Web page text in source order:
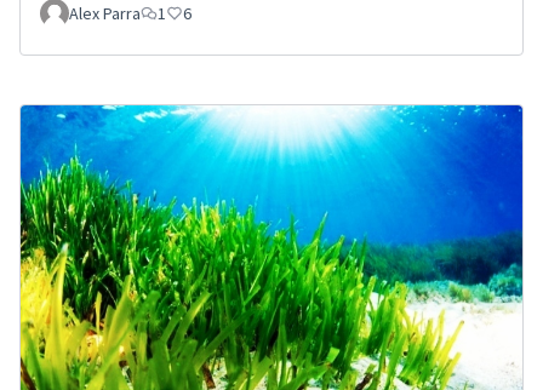
Alex Parra 1 6